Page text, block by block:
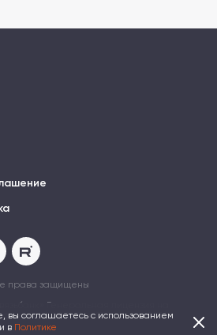
права защищены
Генеральная лицензия на
№ 3251 от 17 декабря 2014
вы соглашаетесь с использованием
в Политике